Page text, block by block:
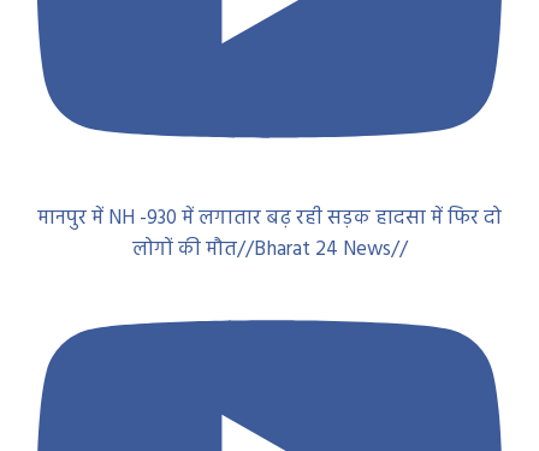
मानपुर में NH -930 में लगातार बढ़ रही सड़क हादसा में फिर दो
लोगों की मौत//Bharat 24 News//